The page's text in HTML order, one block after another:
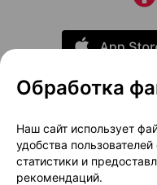
О проекте
Размещение
Обработка
Наш сайт использует
удобства
статистики и
рекомендаций.